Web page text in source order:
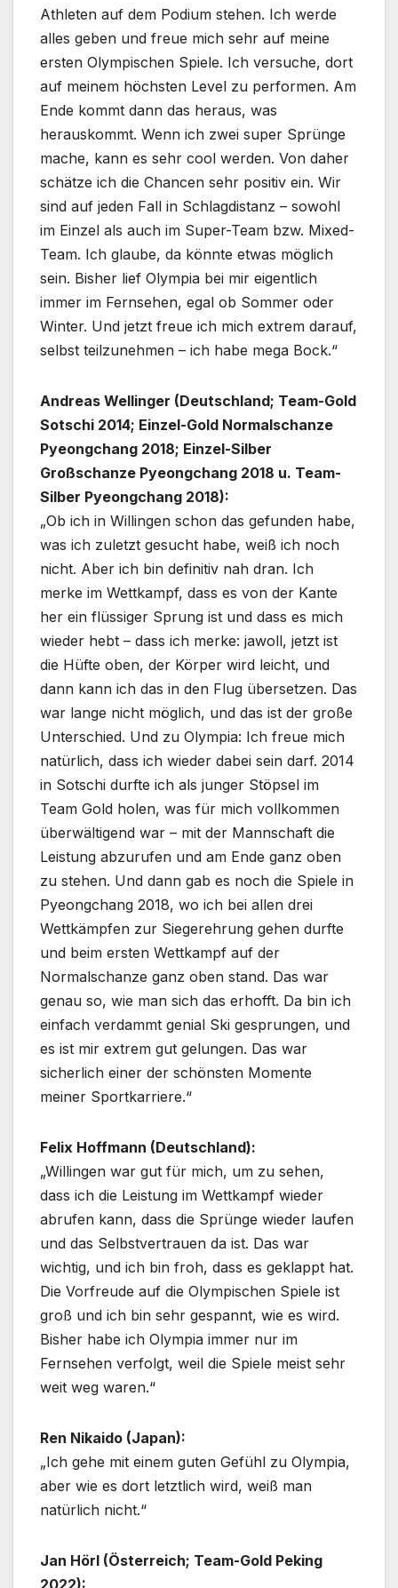
Athleten auf dem Podium stehen. Ich werde
alles geben und freue mich sehr auf meine
ersten Olympischen Spiele. Ich versuche, dort
auf meinem höchsten Level zu performen. Am
Ende kommt dann das heraus, was
herauskommt. Wenn ich zwei super Sprünge
mache, kann es sehr cool werden. Von daher
schätze ich die Chancen sehr positiv ein. Wir
sind auf jeden Fall in Schlagdistanz – sowohl
im Einzel als auch im Super-Team bzw. Mixed-
Team. Ich glaube, da könnte etwas möglich
sein. Bisher lief Olympia bei mir eigentlich
immer im Fernsehen, egal ob Sommer oder
Winter. Und jetzt freue ich mich extrem darauf,
selbst teilzunehmen – ich habe mega Bock.“
Andreas Wellinger (Deutschland; Team-Gold
Sotschi 2014; Einzel-Gold Normalschanze
Pyeongchang 2018; Einzel-Silber
Großschanze Pyeongchang 2018 u. Team-
Silber Pyeongchang 2018):
„Ob ich in Willingen schon das gefunden habe,
was ich zuletzt gesucht habe, weiß ich noch
nicht. Aber ich bin definitiv nah dran. Ich
merke im Wettkampf, dass es von der Kante
her ein flüssiger Sprung ist und dass es mich
wieder hebt – dass ich merke: jawoll, jetzt ist
die Hüfte oben, der Körper wird leicht, und
dann kann ich das in den Flug übersetzen. Das
war lange nicht möglich, und das ist der große
Unterschied. Und zu Olympia: Ich freue mich
natürlich, dass ich wieder dabei sein darf. 2014
in Sotschi durfte ich als junger Stöpsel im
Team Gold holen, was für mich vollkommen
überwältigend war – mit der Mannschaft die
Leistung abzurufen und am Ende ganz oben
zu stehen. Und dann gab es noch die Spiele in
Pyeongchang 2018, wo ich bei allen drei
Wettkämpfen zur Siegerehrung gehen durfte
und beim ersten Wettkampf auf der
Normalschanze ganz oben stand. Das war
genau so, wie man sich das erhofft. Da bin ich
einfach verdammt genial Ski gesprungen, und
es ist mir extrem gut gelungen. Das war
sicherlich einer der schönsten Momente
meiner Sportkarriere.“
Felix Hoffmann (Deutschland):
„Willingen war gut für mich, um zu sehen,
dass ich die Leistung im Wettkampf wieder
abrufen kann, dass die Sprünge wieder laufen
und das Selbstvertrauen da ist. Das war
wichtig, und ich bin froh, dass es geklappt hat.
Die Vorfreude auf die Olympischen Spiele ist
groß und ich bin sehr gespannt, wie es wird.
Bisher habe ich Olympia immer nur im
Fernsehen verfolgt, weil die Spiele meist sehr
weit weg waren.“
Ren Nikaido (Japan):
„Ich gehe mit einem guten Gefühl zu Olympia,
aber wie es dort letztlich wird, weiß man
natürlich nicht.“
Jan Hörl (Österreich; Team-Gold Peking
2022):